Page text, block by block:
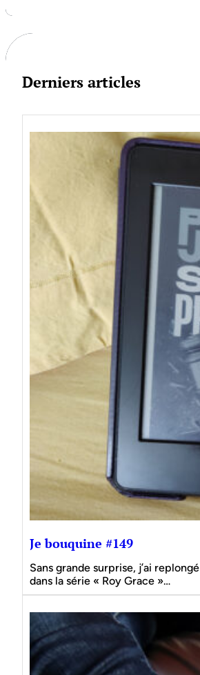
h
Derniers articles
Je bouquine #149
Sans grande surprise, j’ai replongé
dans la série « Roy Grace »…